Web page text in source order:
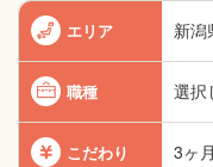
エリア 新潟
職種 選択
こだわり 3ヶ